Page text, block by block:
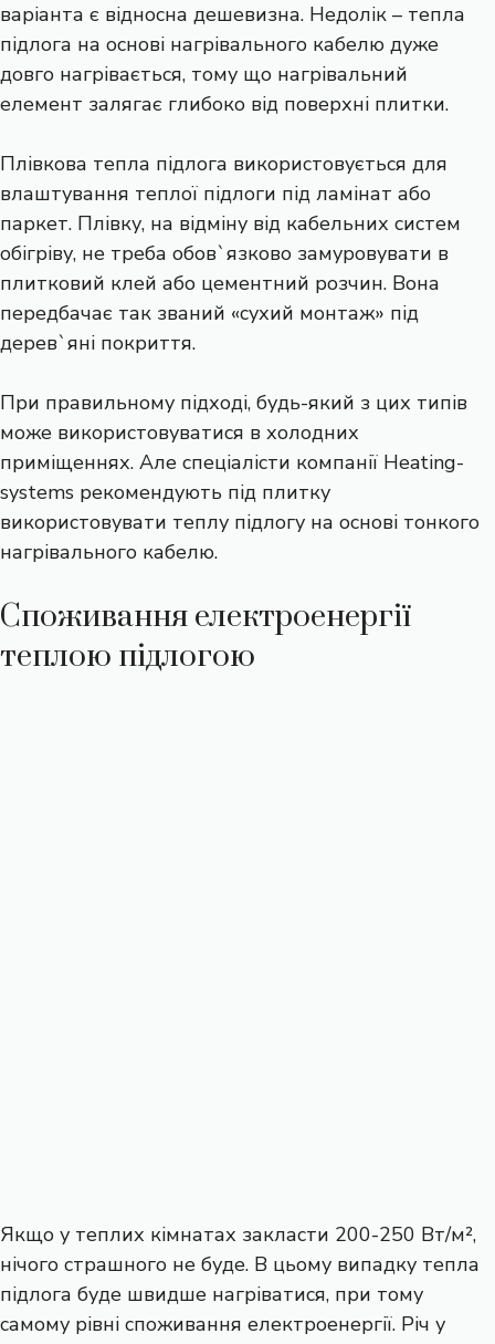
варіанта є відносна дешевизна. Недолік – тепла
підлога на основі нагрівального кабелю дуже
довго нагрівається, тому що нагрівальний
елемент залягає глибоко від поверхні плитки.
Плівкова тепла підлога використовується для
влаштування теплої підлоги під ламінат або
паркет. Плівку, на відміну від кабельних систем
обігріву, не треба обов`язково замуровувати в
плитковий клей або цементний розчин. Вона
передбачає так званий «сухий монтаж» під
дерев`яні покриття.
При правильному підході, будь-який з цих типів
може використовуватися в холодних
приміщеннях. Але спеціалісти компанії Heating-
systems рекомендують під плитку
використовувати теплу підлогу на основі тонкого
нагрівального кабелю.
Споживання електроенергії
теплою підлогою
Якщо у теплих кімнатах закласти 200-250 Вт/м²,
нічого страшного не буде. В цьому випадку тепла
підлога буде швидше нагріватися, при тому
самому рівні споживання електроенергії. Річ у